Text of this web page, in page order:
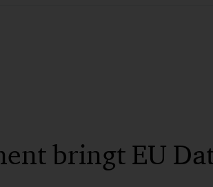
bringt EU